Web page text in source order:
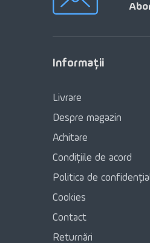
Informaţii
Livrare
Despre magazin
Achitare
Condițiile de acord
Politica de
Cookies
Contact
Returnări